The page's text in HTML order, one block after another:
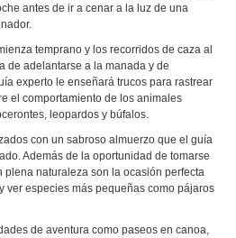
antes de ir a cenar a la luz de una
temprano y los recorridos de caza al
de adelantarse a la manada y de
experto le enseñará trucos para rastrear
el comportamiento de los animales
leopardos y búfalos.
con un sabroso almuerzo que el guía
Además de la oportunidad de tomarse
plena naturaleza son la ocasión perfecta
ver especies más pequeñas como pájaros
de aventura como paseos en canoa,